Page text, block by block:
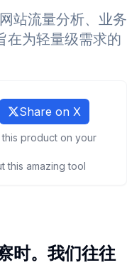
站流量分析、业务
在为轻量级需求的
Share on X
product on your
this amazing tool
时。我们往往